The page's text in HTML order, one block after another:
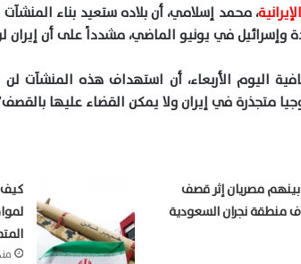
، محمد إسلامي، أن بلاده ستعيد بناء
وإسرائيل في يونيو الماضي، مشدداً على أن
اليوم الأربعاء، أن استهداف هذه المنشآت لن
متجذرة في إيران ولا يمكن القضاء عليها
مدنيًا بينهم مصريان إثر قصف
نجران السعودية
كيف
منذ 23